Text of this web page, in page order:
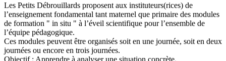
Les Petits Débrouillards proposent aux instituteurs(rices) de
l’enseignement fondamental tant maternel que primaire des modules
de formation " in situ " à l’éveil scientifique pour l’ensemble de
l’équipe pédagogique.
Ces modules peuvent être organisés soit en une journée, soit en deux
journées ou encore en trois journées.
Objectif : Apprendre à analyser une situation concrète,